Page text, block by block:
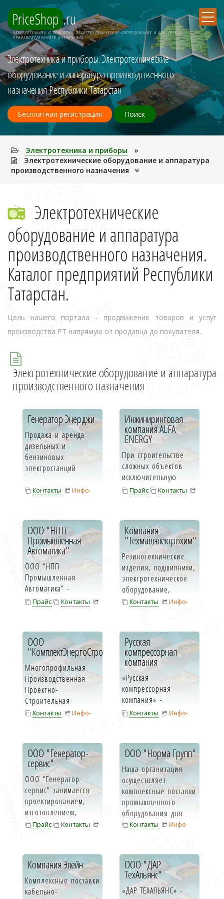
PriceShop .ru
ЭЛЕКТPОТЕХНИКА И ПPИБОPЫ - ЭЛЕКТРОТЕХНИЧЕСКИЕ ОБОРУДОВАНИЕ И АППАРАТУРА
ПРОИЗВОДСТВЕННОГО НАЗНАЧЕНИЯ
Электpотехника и пpибоpы. Электротехнические
оборудование и аппаратура производственного
назначения Республики Татарстан
Бесплатная регистрация Поиск
Электpотехника и пpибоpы
»
Электротехнические оборудование и аппаратура
производственного назначения
Электротехнические
оборудование и аппаратура
производственного назначения.
Каталог предприятий Республики
Татарстан.
Цель нашего портала - продвижение товаров и услуг
производства РТ напрямую от продавца до покупателя.
Электротехнические оборудование и аппаратура
производственного назначения
Генератор Энерджи
Продажа и аренда
дизельных и
бензиновых
электростанций
Контакты
Инфо-
Инжиниринговая
компания ALFA
ENERGY
При строительстве
сложных объектов
исключительную
значимость имеет
Прайс
Контакты
ООО "НПП
Промышленная
Автоматика"
ООО "НПП
Промышленная
Автоматика" -
многопрофильное
на раз...
Прайс
Контакты
Компания
"Техмашэлектрохим"
Резинотехнические
изделия, подшипники,
электротехническое
оборудование,
теплоизоляционные и
Контакты
Инфо-
ООО
"КомплектЭнергоСтрой"
Многопрофильная
Производственная
Проектно-
Строительная
Компания
Контакты
Инфо-
Русская
компрессорная
компания
«Русская
компрессорная
компания» -
крупнейший дилер
автономных электро...
Контакты
Инфо-
ООО "Генератор-
сервис"
ООО "Генератор-
сервис" занимается
проектированием,
изготовлением,
продажей,
Прайс
Контакты
ООО "Норма Групп"
Наша организация
осуществляет
комплексные поставки
промышленного
оборудования для
предприятий и орга...
Контакты
Инфо-
Компания Элейн
Комплексные поставки
кабельно-
ООО "ДАР
ТехАльянс"
«ДАР ТЕХАЛЬЯНС» -